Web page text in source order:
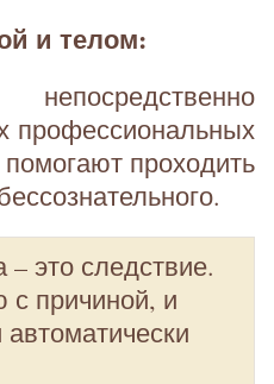
и телом:
профессиональных
проходить
– это следствие.
с причиной, и
автоматически